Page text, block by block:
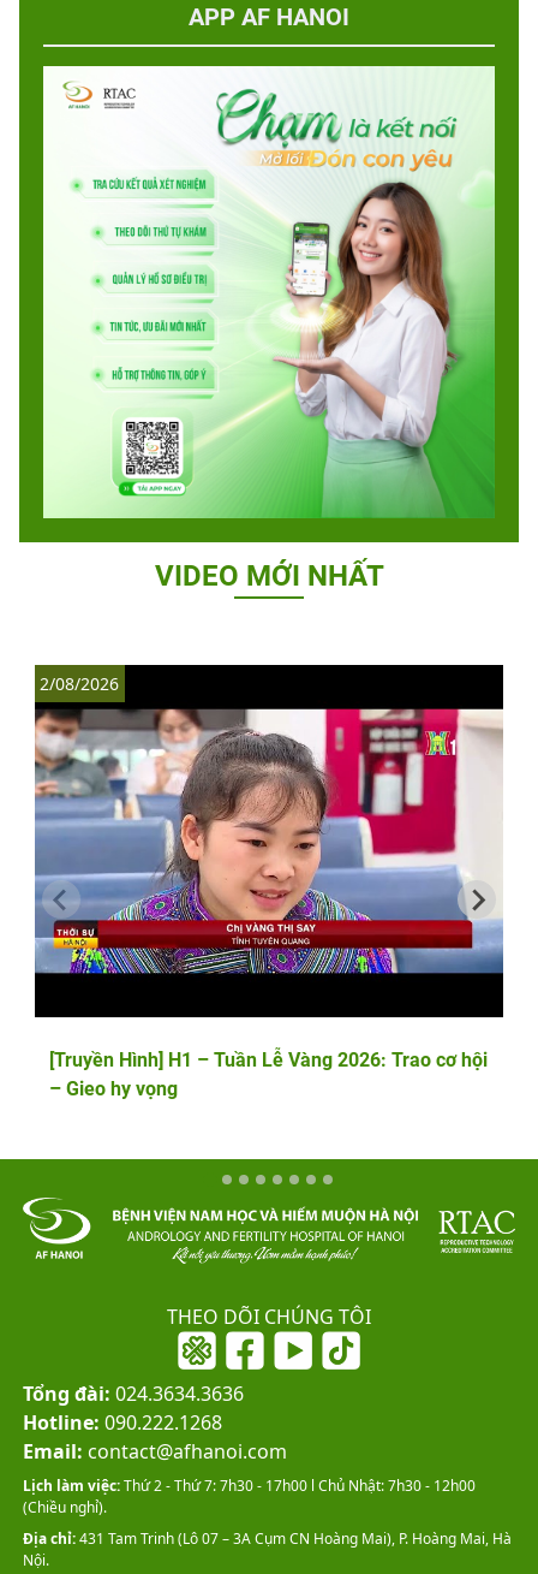
APP AF HANOI
VIDEO MỚI NHẤT
[Truyền Hình] H1 – Tuần Lễ Vàng 2026: Trao cơ hội
– Gieo hy vọng
2/08/2026
THEO DÕI CHÚNG TÔI
Tổng đài: 024.3634.3636
Hotline: 090.222.1268
Email: contact@afhanoi.com
Lịch làm việc:Thứ 2 - Thứ 7: 7h30 - 17h00 l Chủ Nhật: 7h30 - 12h00
(Chiều nghỉ).
Địa chỉ:431 Tam Trinh (Lô 07 – 3A Cụm CN Hoàng Mai), P. Hoàng Mai, Hà
Nội.